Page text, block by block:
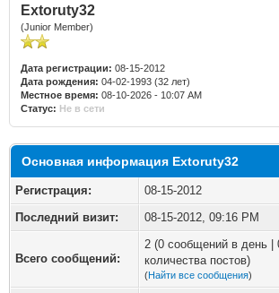
Extoruty32
(Junior Member)
Дата регистрации: 08-15-2012
Дата рождения: 04-02-1993 (32 лет)
Местное время: 08-10-2026 - 10:07 AM
Статус: Не в сети
Основная информация Extoruty32
Регистрация:
08-15-2012
Последний визит:
08-15-2012, 09:16 PM
Всего сообщений:
2 (0 сообщений в день |
количества постов)
(Найти все сообщения)